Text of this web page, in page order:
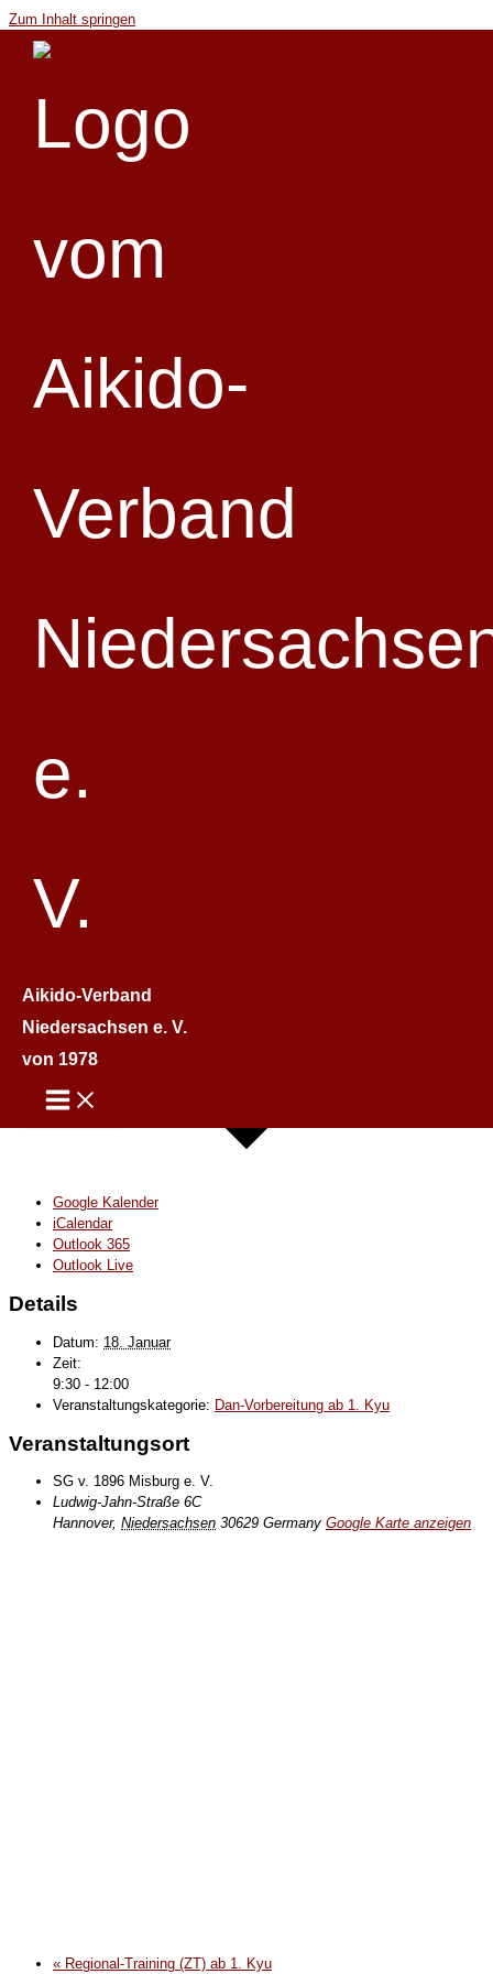
Zum Inhalt springen
Aikido-Verband
Niedersachsen e. V.
von 1978
Dan-Vorbereitung ab 1. Kyu
Landes-Jugend-Training ab 6. Kyu
Lehrer: Claus-Dieter Sonnenberg, 6. Dan Aikido, Thema: nach Maßgabe
Google Kalender
iCalendar
Outlook 365
Outlook Live
Details
Datum: 18. Januar
Zeit:
9:30 - 12:00
Veranstaltungskategorie: Dan-Vorbereitung ab 1. Kyu
Veranstaltungsort
SG v. 1896 Misburg e. V.
Ludwig-Jahn-Straße 6C
Hannover, Niedersachsen 30629 Germany Google Karte anzeigen
« Regional-Training (ZT) ab 1. Kyu